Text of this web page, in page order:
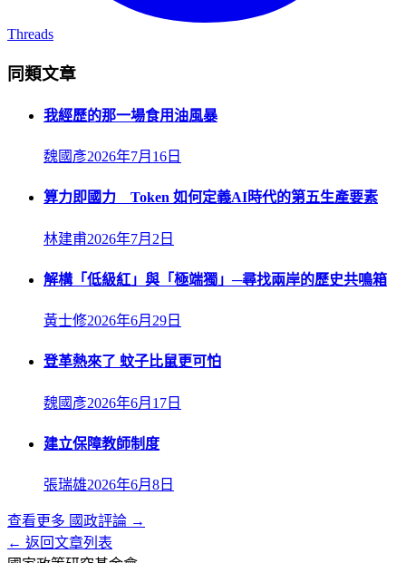
Threads
同類文章
我經歷的那一場食用油風暴
魏國彥2026年7月16日
算力即國力 Token 如何定義AI時代的第五生產要素
林建甫2026年7月2日
解構「低級紅」與「極端獨」─尋找兩岸的歷史共鳴箱
黃士修2026年6月29日
登革熱來了 蚊子比鼠更可怕
魏國彥2026年6月17日
建立保障教師制度
張瑞雄2026年6月8日
查看更多 國政評論 →
← 返回文章列表